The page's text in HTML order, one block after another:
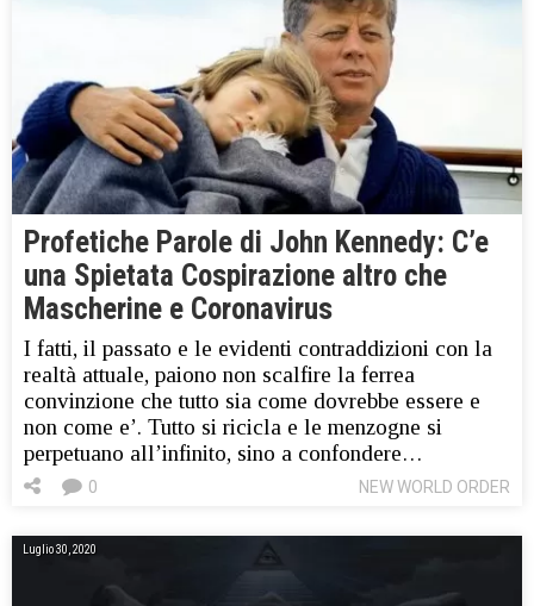
Profetiche Parole di John Kennedy: C’e
una Spietata Cospirazione altro che
Mascherine e Coronavirus
I fatti, il passato e le evidenti contraddizioni con la
realtà attuale, paiono non scalfire la ferrea
convinzione che tutto sia come dovrebbe essere e
non come e’. Tutto si ricicla e le menzogne si
perpetuano all’infinito, sino a confondere…
NEW WORLD ORDER
0
Luglio 30, 2020